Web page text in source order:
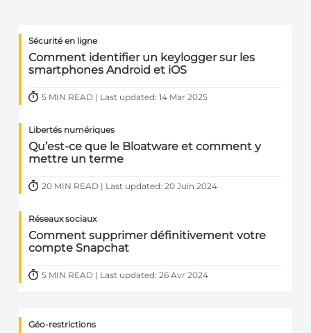
Sécurité en ligne
Comment identifier un keylogger sur les
smartphones Android et iOS
5 MIN READ | Last updated: 14 Mar 2025
Libertés numériques
Qu’est-ce que le Bloatware et comment y
mettre un terme
20 MIN READ | Last updated: 20 Juin 2024
Réseaux sociaux
Comment supprimer définitivement votre
compte Snapchat
5 MIN READ | Last updated: 26 Avr 2024
Géo-restrictions